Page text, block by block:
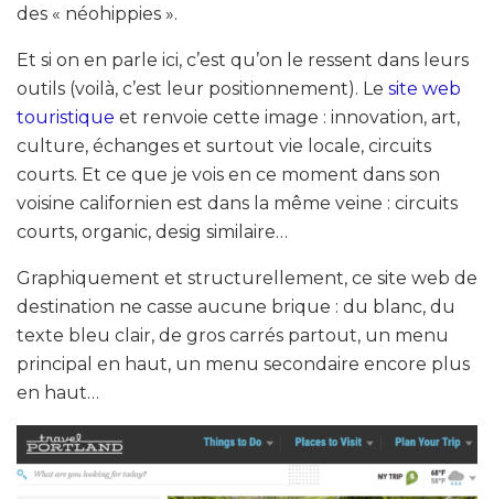
des « néohippies ».
Et si on en parle ici, c’est qu’on le ressent dans leurs
outils (voilà, c’est leur positionnement). Le site web
touristique et renvoie cette image : innovation, art,
culture, échanges et surtout vie locale, circuits
courts. Et ce que je vois en ce moment dans son
voisine californien est dans la même veine : circuits
courts, organic, desig similaire…
Graphiquement et structurellement, ce site web de
destination ne casse aucune brique : du blanc, du
texte bleu clair, de gros carrés partout, un menu
principal en haut, un menu secondaire encore plus
en haut…